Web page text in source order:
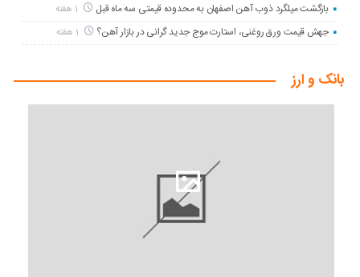
بازگشت میلگرد ذوب ‌آهن اصفهان به محدوده قیمتی سه ماه قبل
جهش قیمت ورق روغنی، استارت موج جدید گرانی در بازار آهن؟
بانک و ارز